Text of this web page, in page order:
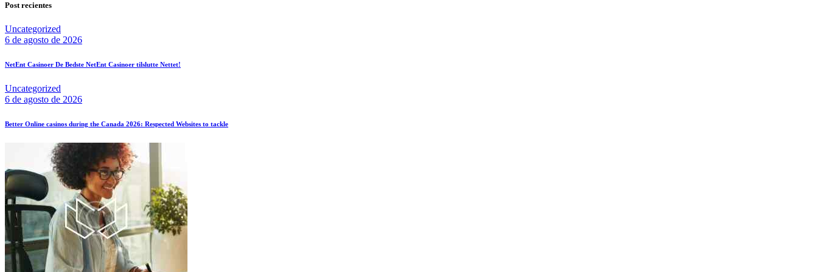
Post recientes
Uncategorized
6 de agosto de 2026
NetEnt Casinoer De Bedste NetEnt Casinoer tilslutte Nettet!
Uncategorized
6 de agosto de 2026
Better Online casinos during the Canada 2026: Respected Websites to tackle